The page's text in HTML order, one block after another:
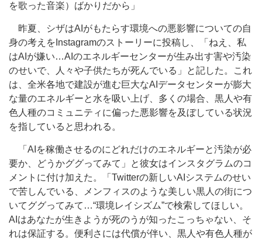
を歌った音楽）ばかりだから」
昨夏、シザはAIがもたらす環境への悪影響についての自
身の考えをInstagramのストーリーに投稿し、「ねえ、私
はAIが嫌い…AIのエネルギーセンターが生み出す害や汚染
のせいで、人々や子供たちが死んでいる」と記した。これ
は、全米各地で建設が進む巨大なAIデータセンターが膨大
な量のエネルギーと水を吸い上げ、多くの場合、黒人や有
色人種のコミュニティに偏った悪影響を及ぼしている状況
を指していると思われる。
「AIを稼働させるのにどれだけのエネルギーと汚染が必
要か、どうかググってみて」と彼女はインスタグラムのコ
メントに付け加えた。「Twitterの新しいAIシステムのせい
で苦しんでいる、メンフィスのような美しい黒人の街につ
いてググってみて…“環境レイシズム”で検索してほしい。
AIはあなたが生きようが死のうが知ったこっちゃない、そ
れは保証する。便利さには代償が伴い、黒人や有色人種が